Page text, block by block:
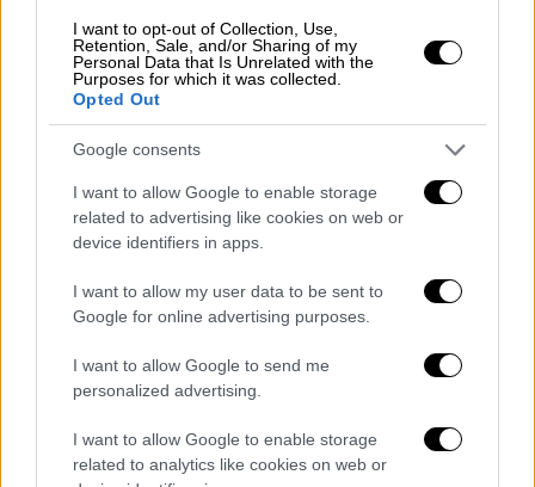
I want to opt-out of Collection, Use,
Retention, Sale, and/or Sharing of my
Personal Data that Is Unrelated with the
Purposes for which it was collected.
Opted Out
Google consents
I want to allow Google to enable storage
related to advertising like cookies on web or
device identifiers in apps.
I want to allow my user data to be sent to
Google for online advertising purposes.
I want to allow Google to send me
personalized advertising.
I want to allow Google to enable storage
related to analytics like cookies on web or
Ίωνας Καρούσης Gallery
Επιμνημόσυνη δέηση στη
Θεσσαλονίκη
O 26χρονος ήταν ένα από τα 7 θύματα της
τρομοκρατικής επίθεσης, που σημειώθηκε
στην περιοχή της Γιάφα, όπου δύο ένοπλοι
επιτέθηκαν με μαχαίρια και όπλο σε